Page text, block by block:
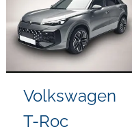
Dacia Duster